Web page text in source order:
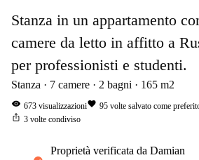
Stanza in un appartamento
camere da letto in affitto a
per professionisti e studenti.
Stanza 7 camere 2 bagni 165 m2
visibility 673 visualizzazionifavorite 95 volte salvato come
ios_share 3 volte condiviso
proprietà verificata da Damian